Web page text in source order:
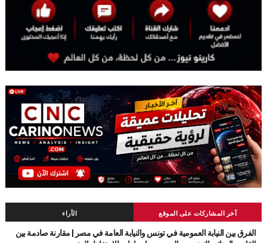
آخر المشاركات على الموقع الأراء
الفرق بين النيابة العمومية في تونس والنيابة العامة في مصر | مقارنة صادمة بين